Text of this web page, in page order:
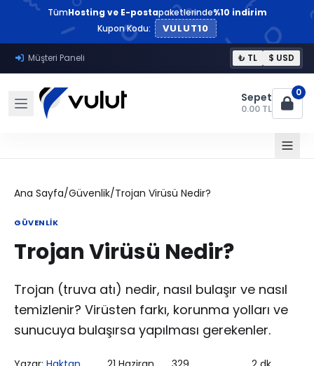
TümHosting ve E-postapaketlerinde%10 indirim
Kupon Kodu:
VULUT10
Müşteri Paneli ₺ TL $ USD
Sepet
0.00 TL
0
Ana Sayfa/Güvenlik/Trojan Virüsü Nedir?
GÜVENLIK
Trojan Virüsü Nedir?
Trojan (truva atı) nedir, nasıl bulaşır ve nasıl
temizlenir? Virüsten farkı, korunma yolları ve
sunucuya bulaşırsa yapılması gerekenler.